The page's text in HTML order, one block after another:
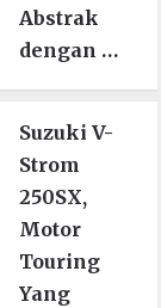
Abstrak
dengan …
Suzuki V-
Strom
250SX,
Motor
Touring
Yang